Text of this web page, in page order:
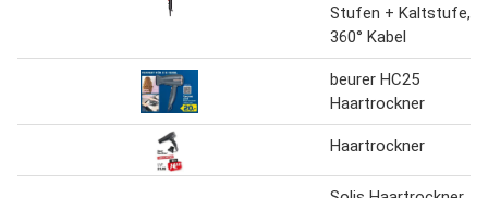
Stufen + Kaltstufe,
360° Kabel
beurer HC25
Haartrockner
Haartrockner